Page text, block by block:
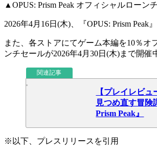
▲OPUS: Prism Peak オフィシャルローン
2026年4月16日(木)、『OPUS: Prism Peak
また、各ストアにてゲーム本編を10％オ
ンチセールが2026年4月30日(木)まで開催
関連記事
【プレイレビ
見つめ直す冒険
Prism Peak』
※以下、プレスリリースを引用